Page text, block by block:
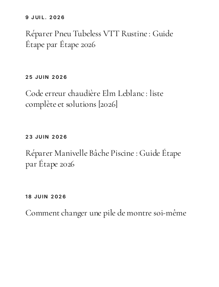
9 JUIL. 2026
Réparer Pneu Tubeless VTT Rustine : Guide
Étape par Étape 2026
25 JUIN 2026
Code erreur chaudière Elm Leblanc : liste
complète et solutions [2026]
23 JUIN 2026
Réparer Manivelle Bâche Piscine : Guide Étape
par Étape 2026
18 JUIN 2026
Comment changer une pile de montre soi-même